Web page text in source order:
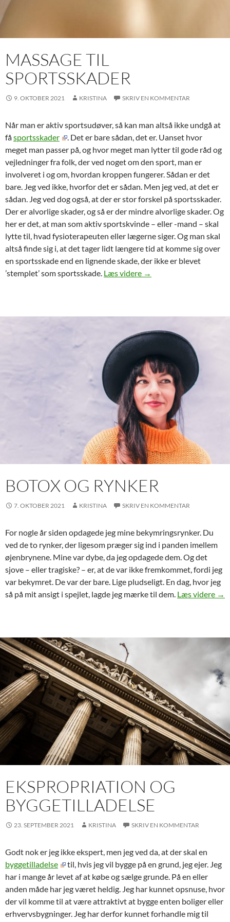
MASSAGE TIL
SPORTSSKADER
9. OKTOBER 2021 KRISTINA SKRIV EN KOMMENTAR
Når man er aktiv sportsudøver, så kan man altså ikke undgå at
fåsportsskader
. Det er bare sådan, det er. Uanset hvor
meget man passer på, og hvor meget man lytter til gode råd og
vejledninger fra folk, der ved noget om den sport, man er
involveret i og om, hvordan kroppen fungerer. Sådan er det
bare. Jeg ved ikke, hvorfor det er sådan. Men jeg ved, at det er
sådan. Jeg ved dog også, at der er stor forskel på sportsskader.
Der er alvorlige skader, og så er der mindre alvorlige skader. Og
her er det, at man som aktiv sportskvinde – eller -mand – skal
lytte til, hvad fysioterapeuten eller lægerne siger. Og man skal
altså finde sig i, at det tager lidt længere tid at komme sig over
en sportsskade end en lignende skade, der ikke er blevet
’stemplet’ som sportsskade. Læs videre Massage til sportsskader
→
BOTOX OG RYNKER
7. OKTOBER 2021 KRISTINA SKRIV EN KOMMENTAR
For nogle år siden opdagede jeg mine bekymringsrynker. Du
ved de to rynker, der ligesom præger sig ind i panden imellem
øjenbrynene. Mine var dybe, da jeg opdagede dem. Og det
sjove – eller tragiske? – er, at de var ikke fremkommet, fordi jeg
var bekymret. De var der bare. Lige pludseligt. En dag, hvor jeg
så på mit ansigt i spejlet, lagde jeg mærke til dem. Læs videre →
EKSPROPRIATION OG
BYGGETILLADELSE
23. SEPTEMBER 2021 KRISTINA SKRIV EN KOMMENTAR
Godt nok er jeg ikke ekspert, men jeg ved da, at der skal en
byggetilladelse
til, hvis jeg vil bygge på en grund, jeg ejer. Jeg
har i mange år levet af at købe og sælge grunde. På en eller
anden måde har jeg været heldig. Jeg har kunnet opsnuse, hvor
der vil komme til at være attraktivt at bygge enten boliger eller
erhvervsbygninger. Jeg har derfor kunnet forhandle mig til